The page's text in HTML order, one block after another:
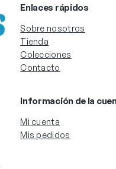
Enlaces rápidos
Sobre nosotros
Tienda
Colecciones
Contacto
Información de la
Mi cuenta
Mis pedidos